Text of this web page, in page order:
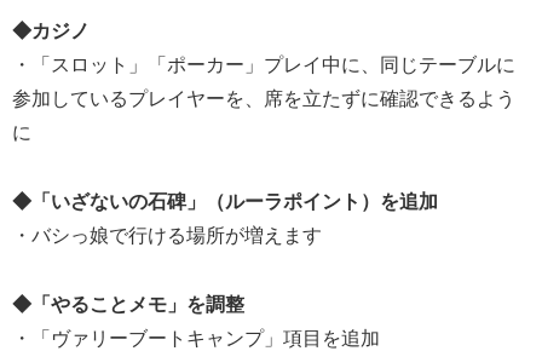
◆カジノ
・「スロット」「ポーカー」プレイ中に、同じテーブルに
参加しているプレイヤーを、席を立たずに確認できるよう
に
◆「いざないの石碑」（ルーラポイント）を追加
・バシっ娘で行ける場所が増えます
◆「やることメモ」を調整
・「ヴァリーブートキャンプ」項目を追加